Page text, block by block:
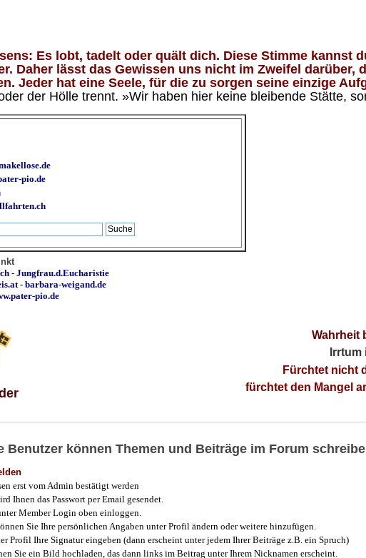
Es lobt, tadelt oder quält dich. Diese Stimme kannst
Daher lässt das Gewissen uns nicht im Zweifel
Jeder hat eine Seele, für die zu sorgen seine einzige
der Hölle trennt. »Wir haben hier keine bleibende Stätte,
pio.de
-Jungfrau.d.Eucharistie
-barbara-weigand.de
pio.de
Wahrheit
Fürchtet nicht
fürchtet den Mangel
Benutzer können Themen und Beiträge im Forum
erst vom Admin bestätigt werden
Ihnen das Passwort per Email gesendet.
Member Login oben einloggen.
Sie Ihre persönlichen Angaben unter Profil ändern oder weitere hinzufügen.
Profil Ihre Signatur eingeben (dann erscheint unter jedem Ihrer Beiträge z.B. ein Spruch)
Sie ein Bild hochladen, das dann links im Beitrag unter Ihrem Nicknamen erscheint.